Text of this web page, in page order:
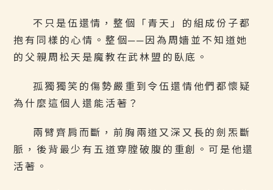
不只是伍還情，整個「青天」的組成份子都
抱有同樣的心情。整個──因為周嬙並不知道她
的父親周松天是魔教在武林盟的臥底。
孤獨獨笑的傷勢嚴重到令伍還情他們都懷疑
為什麼這個人還能活著？
兩臂齊肩而斷，前胸兩道又深又長的劍炁斷
脈，後背最少有五道穿膛破腹的重創。可是他還
活著。